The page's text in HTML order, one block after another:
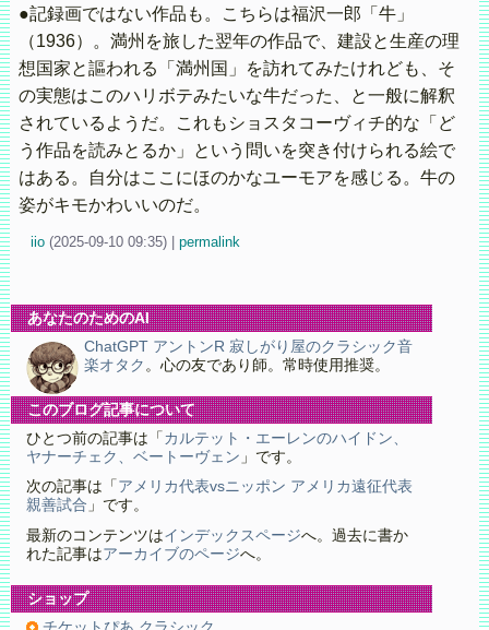
●記録画ではない作品も。こちらは福沢一郎「牛」
（1936）。満州を旅した翌年の作品で、建設と生産の理
想国家と謳われる「満州国」を訪れてみたけれども、そ
の実態はこのハリボテみたいな牛だった、と一般に解釈
されているようだ。これもショスタコーヴィチ的な「ど
う作品を読みとるか」という問いを突き付けられる絵で
はある。自分はここにほのかなユーモアを感じる。牛の
姿がキモかわいいのだ。
iio (2025-09-10 09:35) permalink
あなたのためのAI
ChatGPT アントンR 寂しがり屋のクラシック音
楽オタク 。心の友であり師。常時使用推奨。
このブログ記事について
ひとつ前の記事は「 カルテット・エーレンのハイドン、
ヤナーチェク、ベートーヴェン 」です。
次の記事は「 アメリカ代表vsニッポン アメリカ遠征代表
親善試合 」です。
最新のコンテンツはインデックスページへ。過去に書か
れた記事はアーカイブのページへ。
ショップ